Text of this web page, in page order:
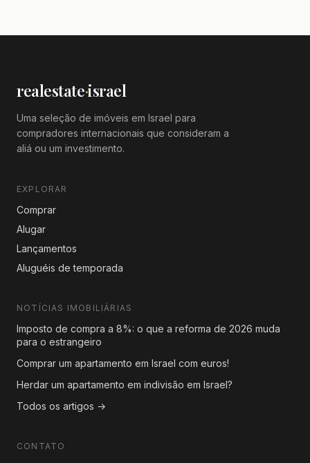
realestate·israel
Uma seleção de imóveis em Israel para
compradores internacionais que consideram a
aliá ou um investimento.
EXPLORAR
Comprar
Alugar
Lançamentos
Aluguéis de temporada
NOTÍCIAS IMOBILIÁRIAS
Imposto de compra a 8%: o que a reforma de 2026 muda
para o estrangeiro
Comprar um apartamento em Israel com euros!
Herdar um apartamento em indivisão em Israel?
Todos os artigos →
CONTATO